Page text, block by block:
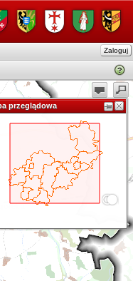
Zaloguj